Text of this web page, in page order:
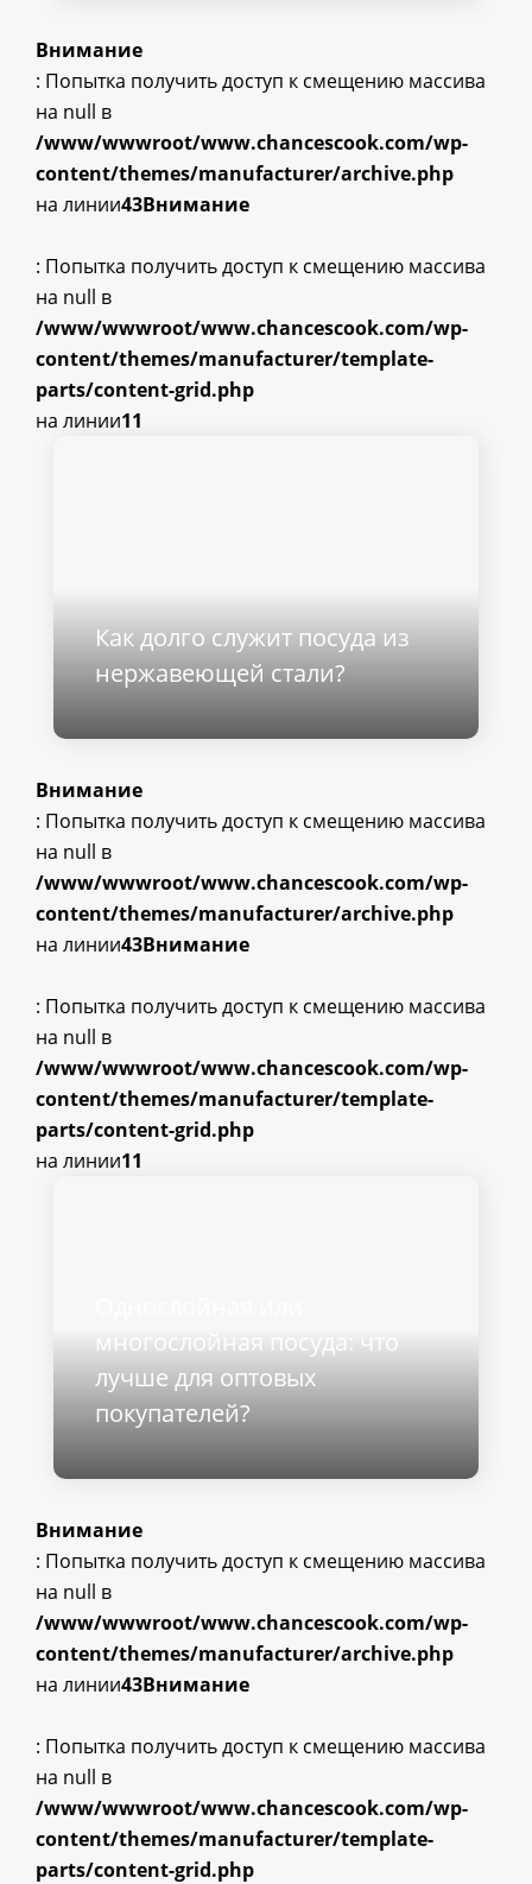
Внимание
: Попытка получить доступ к смещению массива
на null в
/www/wwwroot/www.chancescook.com/wp-
content/themes/manufacturer/archive.php
на линии43Внимание
: Попытка получить доступ к смещению массива
на null в
/www/wwwroot/www.chancescook.com/wp-
content/themes/manufacturer/template-
parts/content-grid.php
на линии11
Как долго служит посуда из
нержавеющей стали?
Внимание
: Попытка получить доступ к смещению массива
на null в
/www/wwwroot/www.chancescook.com/wp-
content/themes/manufacturer/archive.php
на линии43Внимание
: Попытка получить доступ к смещению массива
на null в
/www/wwwroot/www.chancescook.com/wp-
content/themes/manufacturer/template-
parts/content-grid.php
на линии11
многослойная посуда: что
лучше для оптовых
покупателей?
Внимание
: Попытка получить доступ к смещению массива
на null в
/www/wwwroot/www.chancescook.com/wp-
content/themes/manufacturer/archive.php
на линии43Внимание
: Попытка получить доступ к смещению массива
на null в
/www/wwwroot/www.chancescook.com/wp-
content/themes/manufacturer/template-
parts/content-grid.php